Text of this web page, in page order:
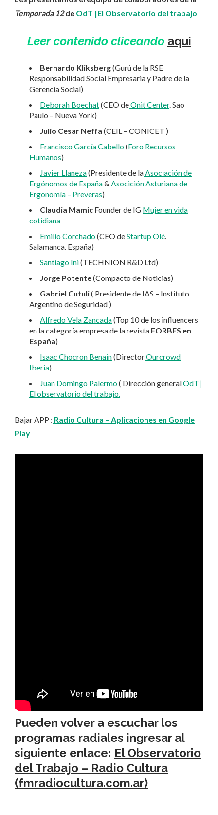
Temporada 12de OdT |El Observatorio del trabajo
Leer contenido cliceando aquí
Bernardo Kliksberg(Gurú de la RSE
Responsabilidad Social Empresaria y Padre de la
Gerencia Social)
Deborah Boechat(CEO deOnit Center. Sao
Paulo – Nueva York)
Julio Cesar Neffa (CEIL – CONICET )
Francisco García Cabello(Foro Recursos
Humanos)
Javier Llaneza(Presidente de laAsociación de
Ergónomos de España& Asocición Asturiana de
Ergonomía – Preveras)
Claudia Mamic Founder de IG Mujer en vida
cotidiana
Emilio Corchado(CEO deStartup Olé.
Salamanca. España)
Santiago Ini(TECHNION R&D Ltd)
Jorge Potente(Compacto de Noticias)
Gabriel Cutuli( Presidente de IAS – Instituto
Argentino de Seguridad )
Alfredo Vela Zancada(Top 10 de los influencers
en la categoría empresa de la revista FORBES en
España)
Isaac Chocron Benain(DirectorOurcrowd
Iberia)
Juan Domingo Palermo( Dirección generalOdT|
El observatorio del trabajo.
Bajar APP : Radio Cultura – Aplicaciones en Google
Play
Pueden volver a escuchar los
programas radiales ingresar al
siguiente enlace: El Observatorio
del Trabajo – Radio Cultura
(fmradiocultura.com.ar)